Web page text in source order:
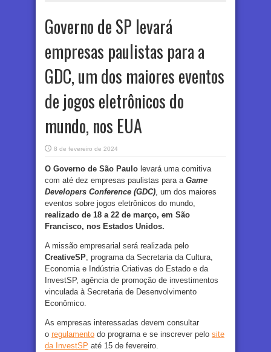
Governo de SP levará
empresas paulistas para a
GDC, um dos maiores eventos
de jogos eletrônicos do
mundo, nos EUA
8 de fevereiro de 2024
O Governo de São Paulo levará uma comitiva
com até dez empresas paulistas para a Game
Developers Conference (GDC) , um dos maiores
eventos sobre jogos eletrônicos do mundo,
realizado de 18 a 22 de março, em São
Francisco, nos Estados Unidos.
A missão empresarial será realizada pelo
CreativeSP , programa da Secretaria da Cultura,
Economia e Indústria Criativas do Estado e da
InvestSP, agência de promoção de investimentos
vinculada à Secretaria de Desenvolvimento
Econômico.
As empresas interessadas devem consultar
o regulamento do programa e se inscrever pelo site
da InvestSP até 15 de fevereiro.